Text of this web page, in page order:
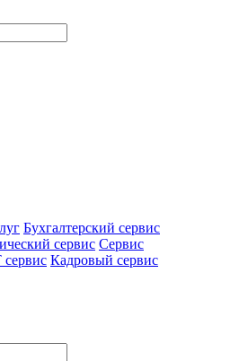
Бухгалтерский сервис
сервис Сервис
сервис Кадровый сервис